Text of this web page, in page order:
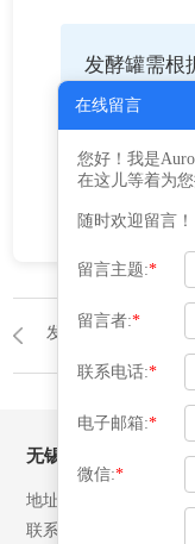
发酵罐需根
细胞类型、
进行详细设
项。
发酵罐
无锡益腾压力容器有
地址：江苏省江阴市月
联系人：张先生
在线留言
您好！我是
在这儿等着为您
随时欢迎留言！
留言主题:*
留言者:*
联系电话:*
电子邮箱:*
微信:*